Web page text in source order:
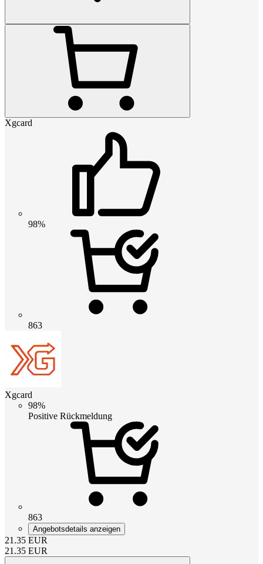
Xgcard
98%
863
Xgcard
98%
Positive Rückmeldung
863
Angebotsdetails anzeigen
21.35 EUR
21.35 EUR